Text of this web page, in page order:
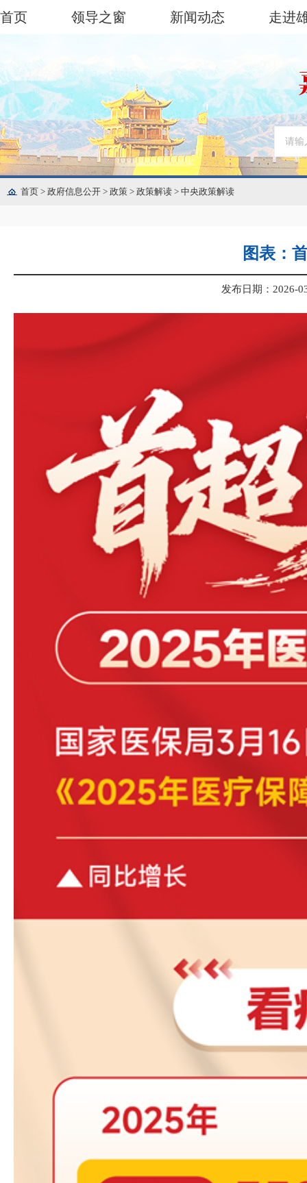
首页 领导之窗 新闻动态 走进
首页 > 政府信息公开 > 政策 > 政策解读 > 中央政策解读
图表：
发布日期：2026-